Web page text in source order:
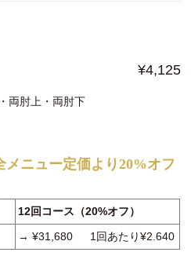
¥4,125
両肘上・両肘下
メニュー定価より20%オフ
12回コース（20%オフ）
→ ¥31,680 1回あたり¥2.640